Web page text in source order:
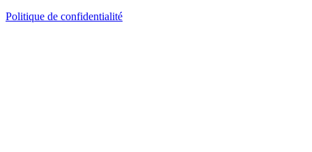
Politique de confidentialité